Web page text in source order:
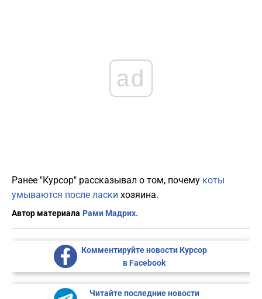
ad
Ранее "Курсор" рассказывал о том, почему коты
умываются после ласки хозяина.
Автор материала Рами Мадрих.
Комментируйте новости Курсор
в Facebook
Читайте последние новости